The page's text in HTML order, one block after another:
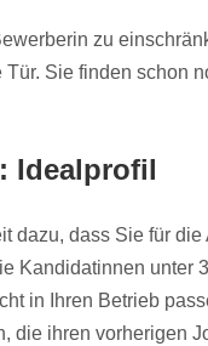
zu
Sie finden schon
Idealprofil
dazu, dass Sie für
Kandidatinnen unter
in Ihren Betrieb
die ihren vorherigen